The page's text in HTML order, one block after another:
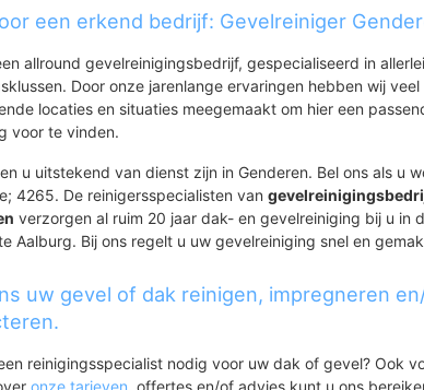
een erkend bedrijf: Gevelreiniger
allround gevelreinigingsbedrijf, gespecialiseerd in
Door onze jarenlange ervaringen hebben wij veel
locaties en situaties meegemaakt om hier een
voor te vinden.
u uitstekend van dienst zijn in Genderen. Bel ons als u
4265. De reinigersspecialisten van
verzorgen al ruim 20 jaar dak- en gevelreiniging bij u in
Aalburg. Bij ons regelt u uw gevelreiniging snel en
uw gevel of dak reinigen, impregneren
reinigingsspecialist nodig voor uw dak of gevel? Ook